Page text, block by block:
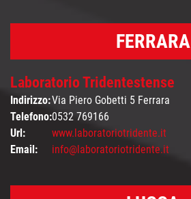
FERRARA
Laboratorio Tridentestense
Indirizzo:Via Piero Gobetti 5 Ferrara
Telefono:0532 769166
Url:
www.laboratoriotridente.it
Email:
info@laboratoriotridente.it